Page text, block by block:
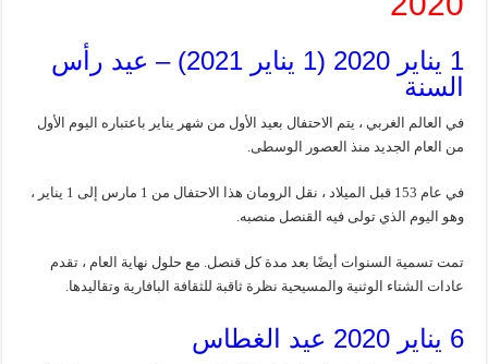
1 يناير 2020 (1 يناير 2021) – عيد رأس
السنة
في العالم الغربي ، يتم الاحتفال بعيد الأول من شهر يناير باعتباره اليوم الأول
من العام الجديد منذ العصور الوسطى.
في عام 153 قبل الميلاد ، نقل الرومان هذا الاحتفال من 1 مارس إلى 1 يناير ،
وهو اليوم الذي تولى فيه القنصل منصبه.
تمت تسمية السنوات أيضًا بعد مدة كل قنصل. مع حلول نهاية العام ، تقدم
عادات الشتاء الوثنية والمسيحية نظرة ثاقبة للثقافة البافارية وتقاليدها.
6 يناير 2020 عيد الغطاس